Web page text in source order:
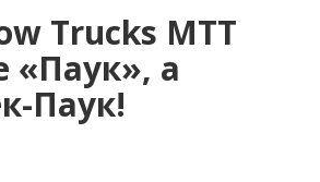
Trucks MTT
«Паук», а
Паук!